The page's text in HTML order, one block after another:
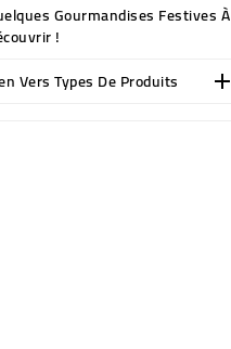
Gourmandises Festives À
!
Vers Types De Produits
